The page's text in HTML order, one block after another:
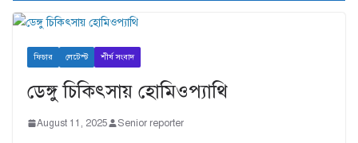
ফিচার লেটেস্ট শীর্ষ সংবাদ
ডেঙ্গু চিকিৎসায় হোমিওপ্যাথি
August 11, 2025 Senior reporter